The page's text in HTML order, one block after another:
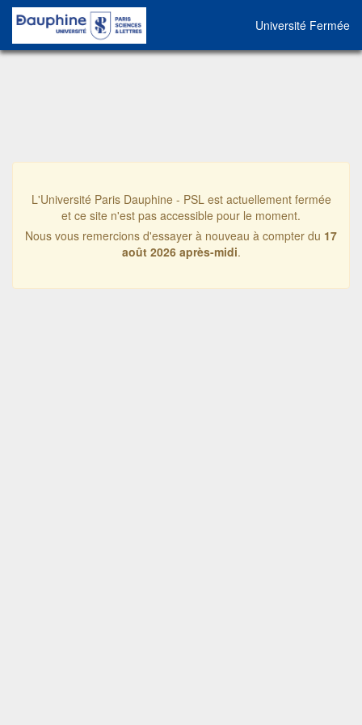
Université Fermée
L'Université Paris Dauphine - PSL est actuellement fermée
et ce site n'est pas accessible pour le moment.
Nous vous remercions d'essayer à nouveau à compter du 17
août 2026 après-midi.